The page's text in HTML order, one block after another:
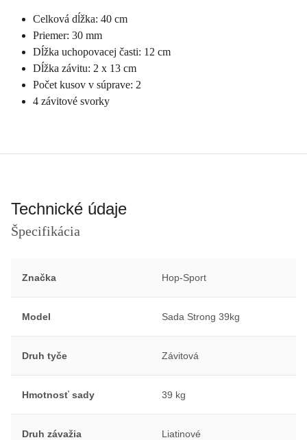
Celková dĺžka: 40 cm
Priemer: 30 mm
Dĺžka uchopovacej časti: 12 cm
Dĺžka závitu: 2 x 13 cm
Počet kusov v súprave: 2
4 závitové svorky
Technické údaje
Špecifikácia
Značka Hop-Sport
Model Sada Strong 39kg
Druh tyče Závitová
Hmotnosť sady 39 kg
Druh závažia Liatinové